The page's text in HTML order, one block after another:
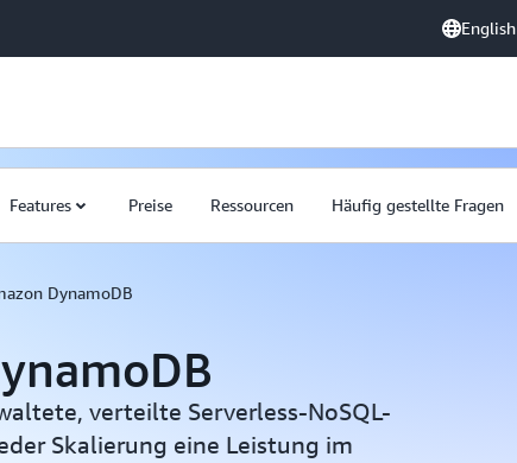
English
Features Preise Ressourcen Häufig gestellte Fragen
DynamoDB
verteilte Serverless-NoSQL-
Skalierung eine Leistung im